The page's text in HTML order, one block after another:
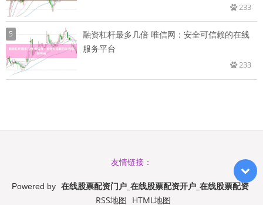
233
5
融资杠杆最多几倍 唯信网：安全可信赖的在线
服务平台
233
友情链接：
Powered by 在线股票配资门户_在线股票配资开户_在线股票配资
RSS地图 HTML地图